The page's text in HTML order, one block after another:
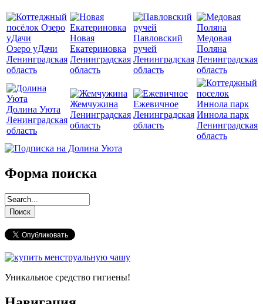
Озеро уДачи
Ленинградская
область
Новая
Екатериновка
Ленинградская
область
Павловский
ручей
Ленинградская
область
Медовая
Поляна
Ленинградская
область
Долина Уюта
Ленинградская
область
Жемчужина
Ленинградская
область
Ежевичное
Ленинградская
область
Иннола парк
Ленинградская
область
Форма поиска
Уникальное средство гигиены!